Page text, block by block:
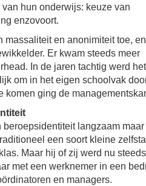
hun onderwijs: keuze van
enzovoort.
massaliteit en anonimiteit toe,
Er kwam steeds meer
In de jaren tachtig werd het
om in het eigen schoolvak
komen ging de
langzaam
een soort kleine
Maar hij of zij werd nu
met een werknemer in een
en managers.